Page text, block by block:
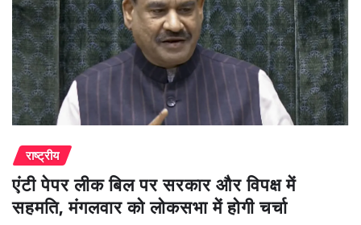
राष्ट्रीय
एंटी पेपर लीक बिल पर सरकार और विपक्ष में
सहमति, मंगलवार को लोकसभा में होगी चर्चा